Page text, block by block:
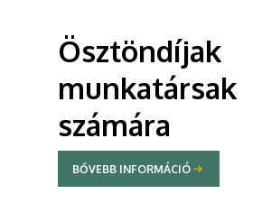
Ösztöndíjak
munkatársak
számára
BŐVEBB INFORMÁCIÓ